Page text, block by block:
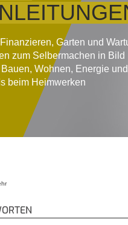
Garten und
zum Selbermachen in Bild
Wohnen, Energie
beim Heimwerken